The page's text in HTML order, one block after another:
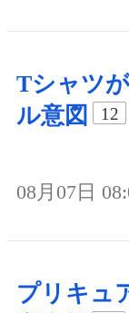
Tシャツ
ル意図
12
08月07日
プリキュ